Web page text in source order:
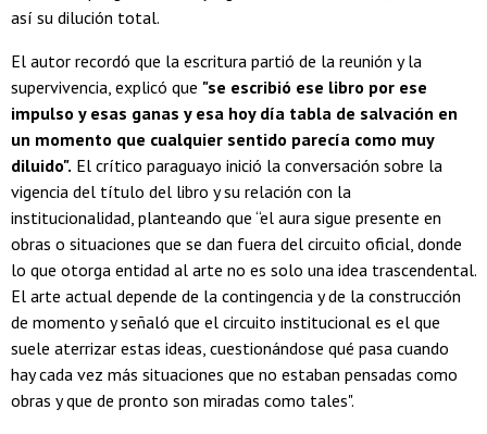
así su dilución total.
El autor recordó que la escritura partió de la reunión y la
supervivencia, explicó que "se escribió ese libro por ese
impulso y esas ganas y esa hoy día tabla de salvación en
un momento que cualquier sentido parecía como muy
diluido". El crítico paraguayo inició la conversación sobre la
vigencia del título del libro y su relación con la
institucionalidad, planteando que “el aura sigue presente en
obras o situaciones que se dan fuera del circuito oficial, donde
lo que otorga entidad al arte no es solo una idea trascendental.
El arte actual depende de la contingencia y de la construcción
de momento y señaló que el circuito institucional es el que
suele aterrizar estas ideas, cuestionándose qué pasa cuando
hay cada vez más situaciones que no estaban pensadas como
obras y que de pronto son miradas como tales".